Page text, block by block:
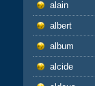
alain
albert
album
alcide